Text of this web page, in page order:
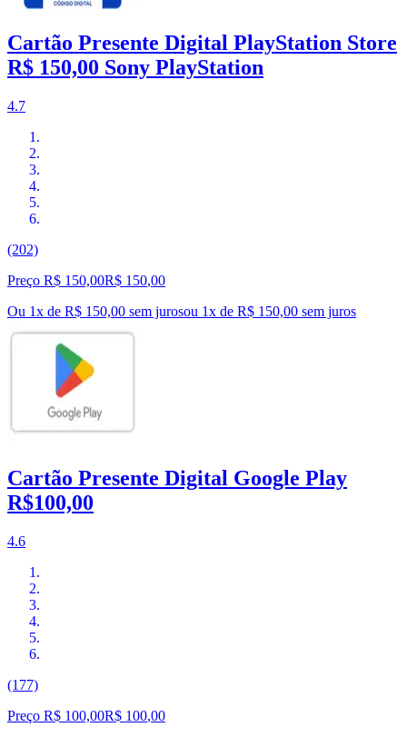
Cartão Presente Digital PlayStation Store
R$ 150,00 Sony PlayStation
4.7
(202)
Preço R$ 150,00R$ 150,00
Ou 1x de R$ 150,00 sem jurosou 1x de R$ 150,00 sem juros
Cartão Presente Digital Google Play
R$100,00
4.6
(177)
Preço R$ 100,00R$ 100,00